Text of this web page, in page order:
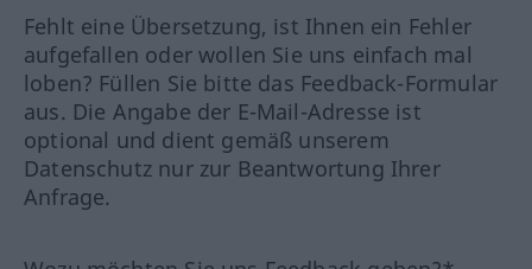
Fehlt eine Übersetzung, ist Ihnen ein Fehler
aufgefallen oder wollen Sie uns einfach mal
loben? Füllen Sie bitte das Feedback-Formular
aus. Die Angabe der E-Mail-Adresse ist
optional und dient gemäß unserem
Datenschutz nur zur Beantwortung Ihrer
Anfrage.